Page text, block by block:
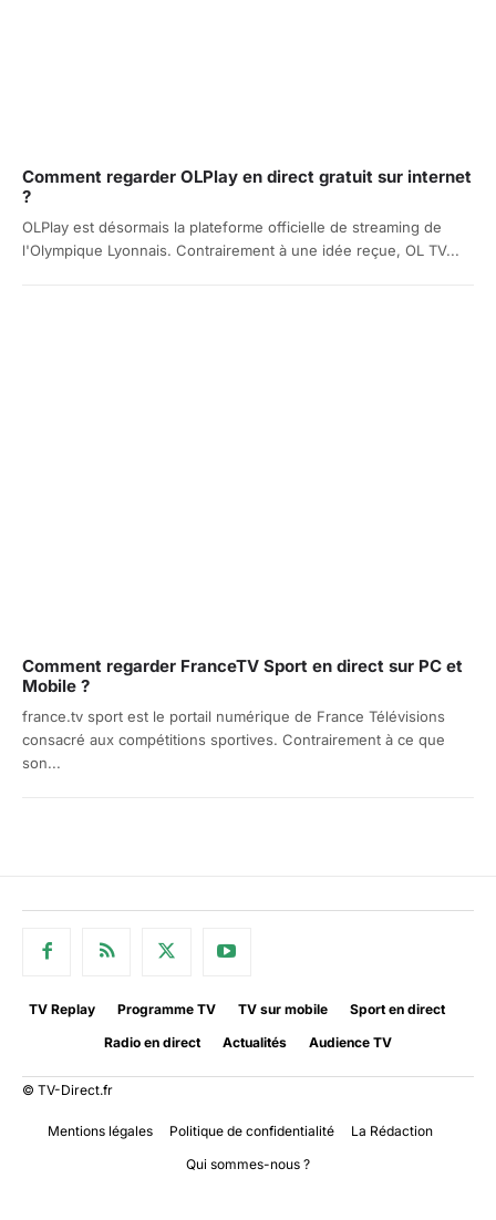
Comment regarder OLPlay en direct gratuit sur internet
?
OLPlay est désormais la plateforme officielle de streaming de
l'Olympique Lyonnais. Contrairement à une idée reçue, OL TV...
Comment regarder FranceTV Sport en direct sur PC et
Mobile ?
france.tv sport est le portail numérique de France Télévisions
consacré aux compétitions sportives. Contrairement à ce que
son...
TV Replay Programme TV TV sur mobile
Sport en direct
Radio en direct
Actualités Audience TV
© TV-Direct.fr
Mentions légales Politique de confidentialité
La Rédaction
Qui sommes-nous ?